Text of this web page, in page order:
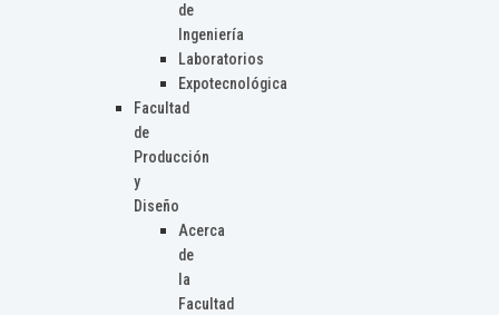
de
Ingeniería
Laboratorios
Expotecnológica
Facultad
de
Producción
y
Diseño
Acerca
de
la
Facultad